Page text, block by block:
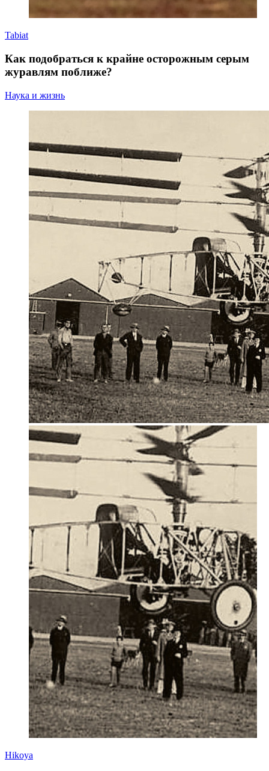
Tabiat
Как подобраться к крайне осторожным серым
журавлям поближе?
Наука и жизнь
Hikoya